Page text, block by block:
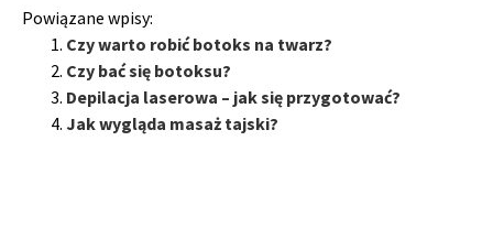
Powiązane wpisy:
Czy warto robić botoks na twarz?
Czy bać się botoksu?
Depilacja laserowa – jak się przygotować?
Jak wygląda masaż tajski?